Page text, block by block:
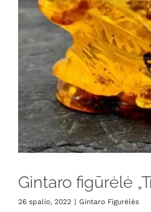
Gintaro figūrėlė
26 spalio, 2022 | Gintaro Figurėlės